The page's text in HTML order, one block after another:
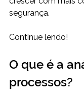
segurança.
Continue lendo!
O que é a
processos?